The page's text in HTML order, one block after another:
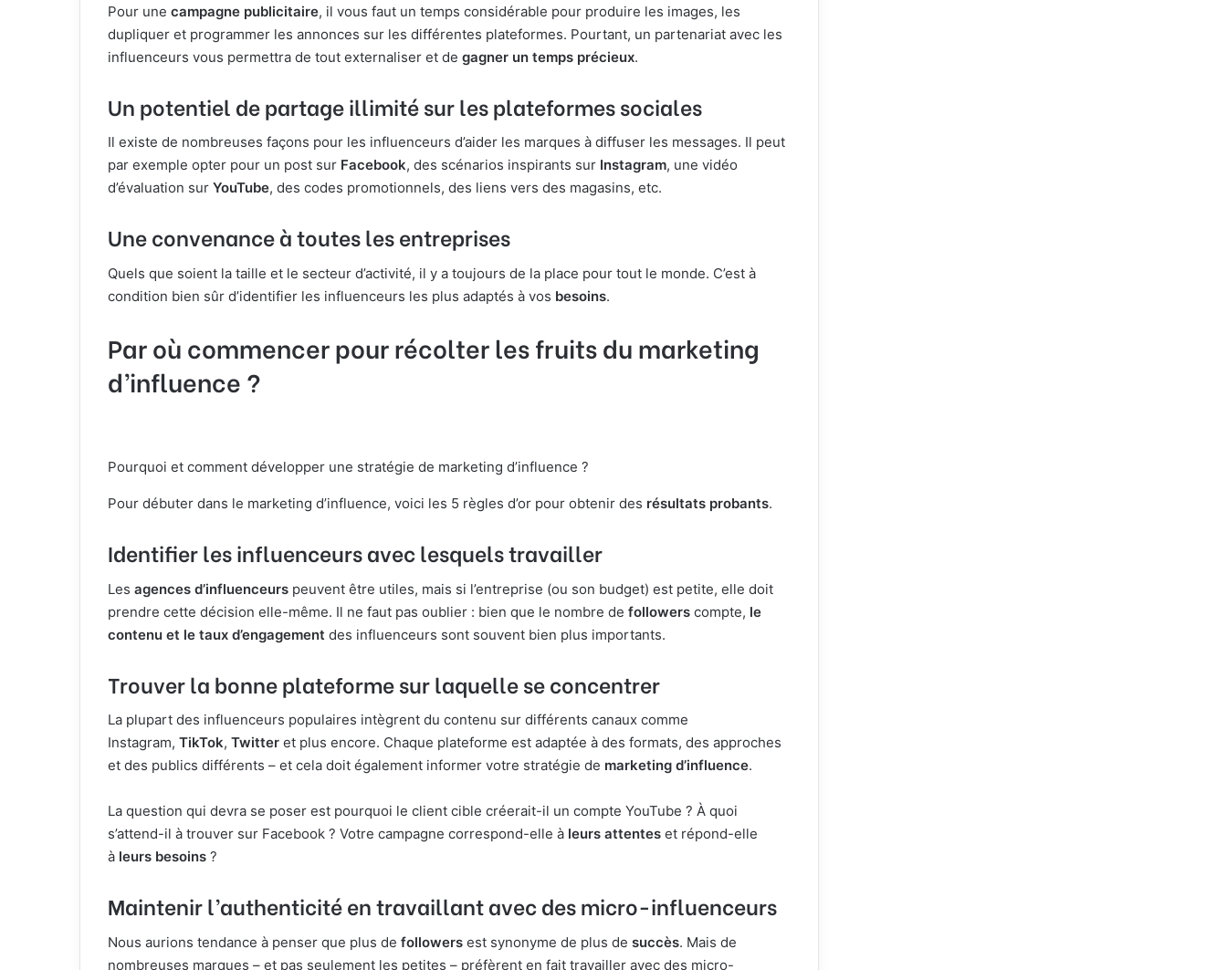
Pour une campagne publicitaire, il vous faut un temps considérable pour produire les images, les
dupliquer et programmer les annonces sur les différentes plateformes. Pourtant, un partenariat avec les
influenceurs vous permettra de tout externaliser et de gagner un temps précieux.
Un potentiel de partage illimité sur les plateformes sociales
Il existe de nombreuses façons pour les influenceurs d’aider les marques à diffuser les messages. Il peut
par exemple opter pour un post sur Facebook, des scénarios inspirants sur Instagram, une vidéo
d’évaluation sur YouTube, des codes promotionnels, des liens vers des magasins, etc.
Une convenance à toutes les entreprises
Quels que soient la taille et le secteur d’activité, il y a toujours de la place pour tout le monde. C’est à
condition bien sûr d’identifier les influenceurs les plus adaptés à vos besoins.
Par où commencer pour récolter les fruits du marketing
d’influence ?
Pourquoi et comment développer une stratégie de marketing d’influence ?
Pour débuter dans le marketing d’influence, voici les 5 règles d’or pour obtenir des résultats probants.
Identifier les influenceurs avec lesquels travailler
Les agences d’influenceurs peuvent être utiles, mais si l’entreprise (ou son budget) est petite, elle doit
prendre cette décision elle-même. Il ne faut pas oublier : bien que le nombre de followers compte, le
contenu et le taux d’engagement des influenceurs sont souvent bien plus importants.
Trouver la bonne plateforme sur laquelle se concentrer
La plupart des influenceurs populaires intègrent du contenu sur différents canaux comme
Instagram, TikTok, Twitter et plus encore. Chaque plateforme est adaptée à des formats, des approches
et des publics différents – et cela doit également informer votre stratégie de marketing d’influence.
La question qui devra se poser est pourquoi le client cible créerait-il un compte YouTube ? À quoi
s’attend-il à trouver sur Facebook ? Votre campagne correspond-elle à leurs attentes et répond-elle
à leurs besoins ?
Maintenir l’authenticité en travaillant avec des micro-influenceurs
Nous aurions tendance à penser que plus de followers est synonyme de plus de succès. Mais de
nombreuses marques – et pas seulement les petites – préfèrent en fait travailler avec des micro-